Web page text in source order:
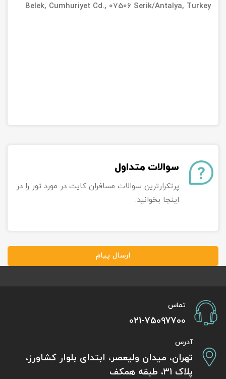
Belek, Cumhuriyet Cd., 07506 Serik/Antalya, Turkey
سوالات متداول
پرتکرارترین سوالات مسافران کایت در مورد تور را در
اینجا بخوانید.
ارسال پیام
تماس
021-75097700
آدرس
تهران، میدان ولیعصر، ابتدای بلوار کشاورز،
پلاک 31، طبقه همکف